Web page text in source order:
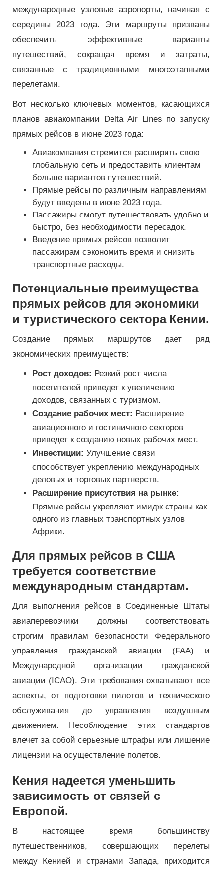
международные узловые аэропорты, начиная с
середины 2023 года. Эти маршруты призваны
обеспечить эффективные варианты
путешествий, сокращая время и затраты,
связанные с традиционными многоэтапными
перелетами.
Вот несколько ключевых моментов, касающихся
планов авиакомпании Delta Air Lines по запуску
прямых рейсов в июне 2023 года:
Авиакомпания стремится расширить свою
глобальную сеть и предоставить клиентам
больше вариантов путешествий.
Прямые рейсы по различным направлениям
будут введены в июне 2023 года.
Пассажиры смогут путешествовать удобно и
быстро, без необходимости пересадок.
Введение прямых рейсов позволит
пассажирам сэкономить время и снизить
транспортные расходы.
Потенциальные преимущества
прямых рейсов для экономики
и туристического сектора Кении.
Создание прямых маршрутов дает ряд
экономических преимуществ:
Рост доходов: Резкий рост числа
посетителей приведет к увеличению
доходов, связанных с туризмом.
Создание рабочих мест: Расширение
авиационного и гостиничного секторов
приведет к созданию новых рабочих мест.
Инвестиции: Улучшение связи
способствует укреплению международных
деловых и торговых партнерств.
Расширение присутствия на рынке:
Прямые рейсы укрепляют имидж страны как
одного из главных транспортных узлов
Африки.
Для прямых рейсов в США
требуется соответствие
международным стандартам.
Для выполнения рейсов в Соединенные Штаты
авиаперевозчики должны соответствовать
строгим правилам безопасности Федерального
управления гражданской авиации (FAA) и
Международной организации гражданской
авиации (ICAO). Эти требования охватывают все
аспекты, от подготовки пилотов и технического
обслуживания до управления воздушным
движением. Несоблюдение этих стандартов
влечет за собой серьезные штрафы или лишение
лицензии на осуществление полетов.
Кения надеется уменьшить
зависимость от связей с
Европой.
В настоящее время большинству
путешественников, совершающих перелеты
между Кенией и странами Запада, приходится